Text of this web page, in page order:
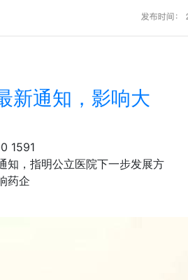
新通知，影响大
1591
知，指明公立医院下一步发展方
药企